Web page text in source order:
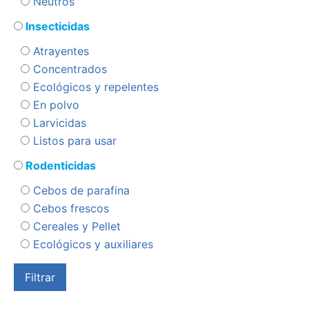
Insecticidas
Atrayentes
Concentrados
Ecológicos y repelentes
En polvo
Larvicidas
Listos para usar
Rodenticidas
Cebos de parafina
Cebos frescos
Cereales y Pellet
Ecológicos y auxiliares